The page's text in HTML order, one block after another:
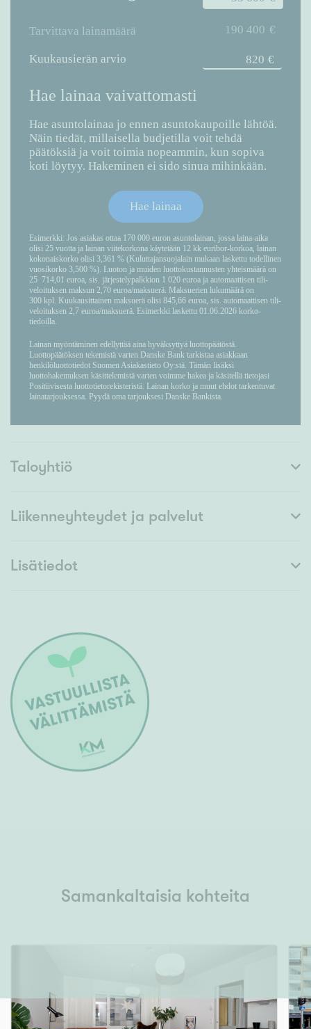
Taloyhtiö
Liikenneyhteydet ja palvelut
Lisätiedot
Samankaltaisia kohteita